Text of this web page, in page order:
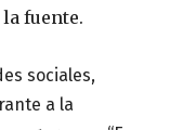
fuente.
sociales,
a la